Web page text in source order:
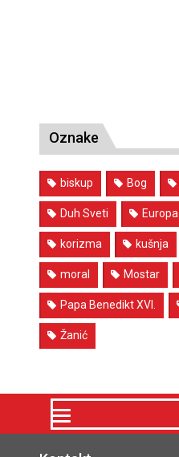
Oznake
biskup Bog
Duh Sveti Europa
korizma kušnja
moral Mostar
Papa Benedikt XVI.
Žanić